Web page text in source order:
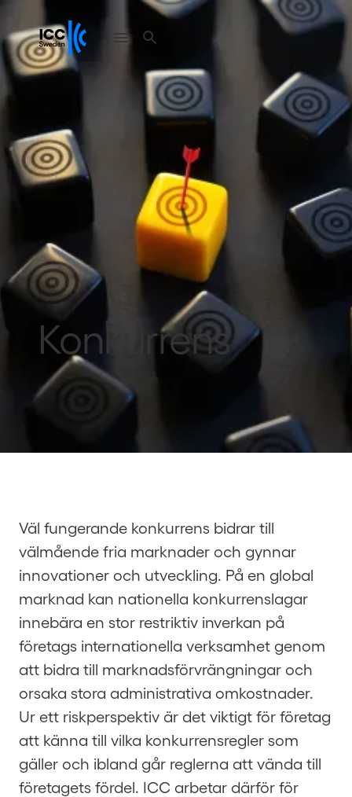
Konkurrens
Väl fungerande konkurrens bidrar till
välmående fria marknader och gynnar
innovationer och utveckling. På en global
marknad kan nationella konkurrenslagar
innebära en stor restriktiv inverkan på
företags internationella verksamhet genom
att bidra till marknadsförvrängningar och
orsaka stora administrativa omkostnader.
Ur ett riskperspektiv är det viktigt för företag
att känna till vilka konkurrensregler som
gäller och ibland går reglerna att vända till
företagets fördel. ICC arbetar därför för